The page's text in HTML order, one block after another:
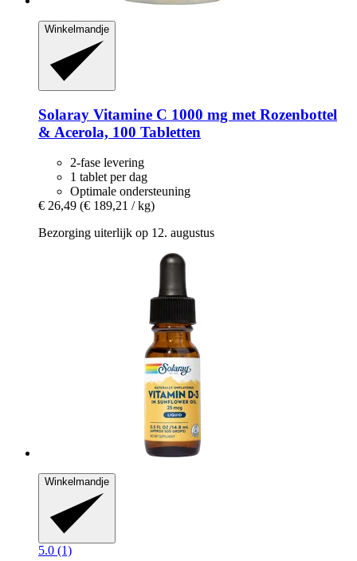
Winkelmandje
Solaray Vitamine C 1000 mg met Rozenbottel
& Acerola, 100 Tabletten
2-fase levering
1 tablet per dag
Optimale ondersteuning
€ 26,49 (€ 189,21 / kg)
Bezorging uiterlijk op 12. augustus
Winkelmandje
5.0 (1)